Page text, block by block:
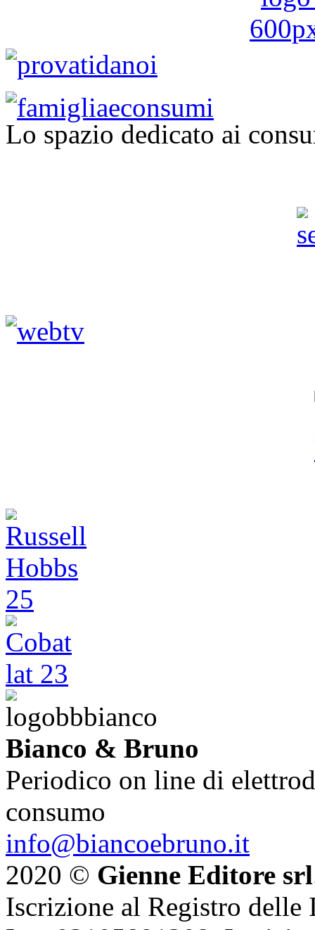
Lo spazio dedicato ai
Bianco & Bruno
Periodico on line di
consumo
info@biancoebruno.it
2020 © Gienne Editore srl
Iscrizione al Registro delle